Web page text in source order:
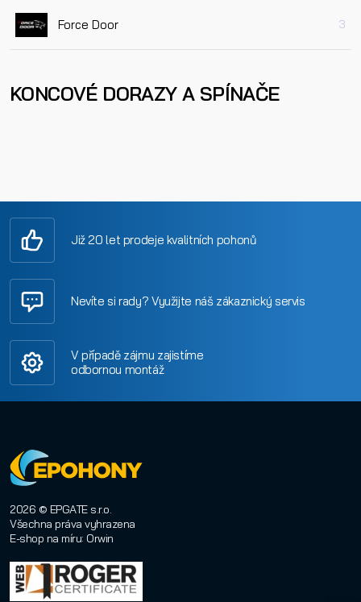
Force Door 3
KONCOVÉ DORAZY A SPÍNAČE
Již 20 let prodeje kvalitních pohonů
Nevíte si rady? Využijte náš zákaznický servis
V případě zájmu zajistíme
odbornou montáž
2026 © EPGATE s.r.o.
Všechna práva vyhrazena
E-shop na míru: Orwin